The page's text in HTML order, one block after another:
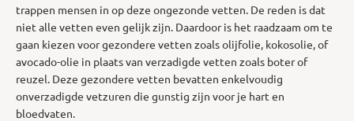
trappen mensen in op deze ongezonde vetten. De reden is dat
niet alle vetten even gelijk zijn. Daardoor is het raadzaam om te
gaan kiezen voor gezondere vetten zoals olijfolie, kokosolie, of
avocado-olie in plaats van verzadigde vetten zoals boter of
reuzel. Deze gezondere vetten bevatten enkelvoudig
onverzadigde vetzuren die gunstig zijn voor je hart en
bloedvaten.